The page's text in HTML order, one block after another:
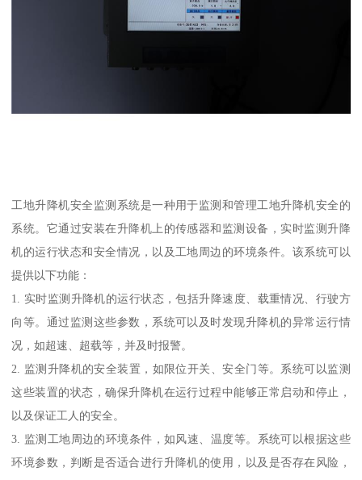
工地升降机安全监测系统是一种用于监测和管理工地升降机安全的
系统。它通过安装在升降机上的传感器和监测设备，实时监测升降
机的运行状态和安全情况，以及工地周边的环境条件。该系统可以
提供以下功能：
1. 实时监测升降机的运行状态，包括升降速度、载重情况、行驶方
向等。通过监测这些参数，系统可以及时发现升降机的异常运行情
况，如超速、超载等，并及时报警。
2. 监测升降机的安全装置，如限位开关、安全门等。系统可以监测
这些装置的状态，确保升降机在运行过程中能够正常启动和停止，
以及保证工人的安全。
3. 监测工地周边的环境条件，如风速、温度等。系统可以根据这些
环境参数，判断是否适合进行升降机的使用，以及是否存在风险，